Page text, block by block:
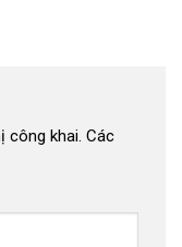
công khai. Các